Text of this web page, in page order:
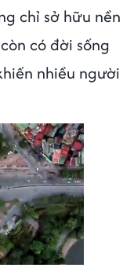
chỉ sở hữu nền
có đời sống
nhiều người